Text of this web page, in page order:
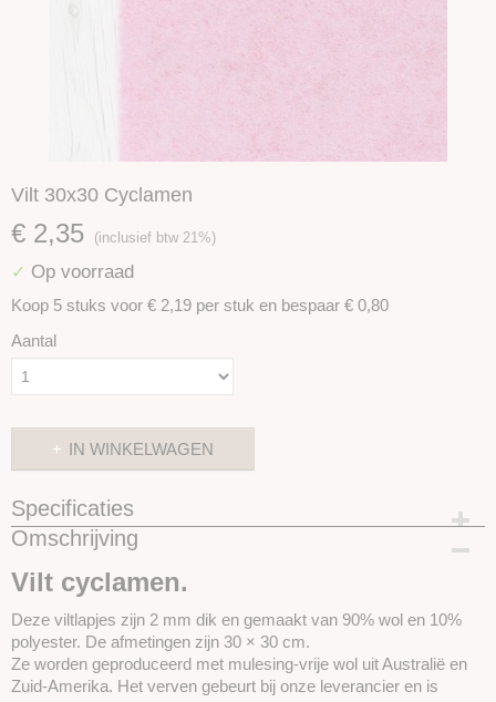
Vilt 30x30 Cyclamen
€ 2,35 (inclusief btw 21%)
✓ Op voorraad
Koop 5 stuks voor € 2,19 per stuk en bespaar € 0,80
Aantal
IN WINKELWAGEN
Specificaties
Productcode
Omschrijving
Vilt cyclamen.
Deze viltlapjes zijn 2 mm dik en gemaakt van 90% wol en 10%
polyester. De afmetingen zijn 30 × 30 cm.
Ze worden geproduceerd met mulesing-vrije wol uit Australië en
Zuid-Amerika. Het verven gebeurt bij onze leverancier en is